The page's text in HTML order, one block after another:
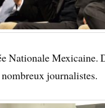
Nationale Mexicaine.
nombreux journalistes.